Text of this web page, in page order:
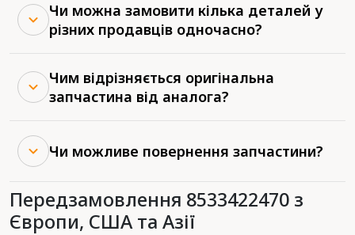
Чи можна замовити кілька деталей у
різних продавців одночасно?
Чим відрізняється оригінальна
запчастина від аналога?
Чи можливе повернення запчастини?
Передзамовлення 8533422470 з
Європи, США та Азії